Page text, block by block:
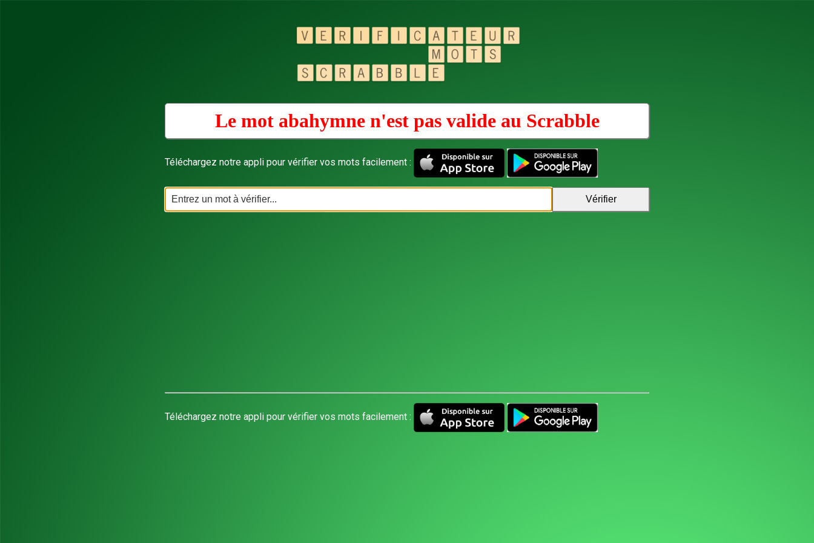
Le mot abahymne n'est pas valide au Scrabble
Téléchargez notre appli pour vérifier vos mots facilement :
Téléchargez notre appli pour vérifier vos mots facilement :